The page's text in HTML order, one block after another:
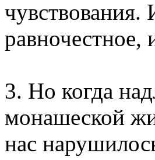
равночестное,
3. Но когда
монашеской
нас